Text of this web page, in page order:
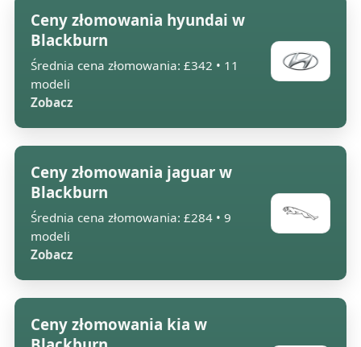
Ceny złomowania hyundai w
Blackburn
Średnia cena złomowania: £342 • 11
modeli
Zobacz
Ceny złomowania jaguar w
Blackburn
Średnia cena złomowania: £284 • 9
modeli
Zobacz
Ceny złomowania kia w